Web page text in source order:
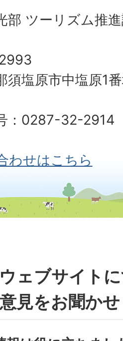
部 ツーリズム推
須塩原市中塩原1
：0287-32-2914
わせはこちら
ェブサイト
見をお聞か